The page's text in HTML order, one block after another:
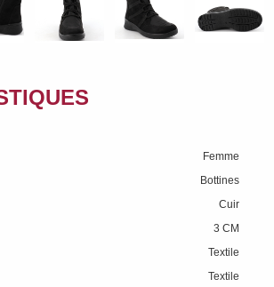
Femme
Bottines
Cuir
3 CM
Textile
Textile